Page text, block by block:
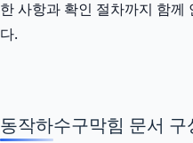
한 사항과 확인 절차까지 함께
다.
동작하수구막힘 문서